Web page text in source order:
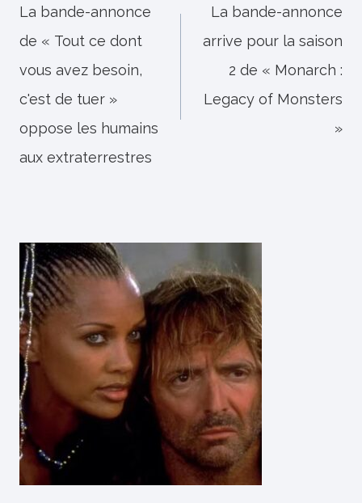
de
l’article
La bande-annonce
de « Tout ce dont
vous avez besoin,
c'est de tuer »
oppose les humains
aux extraterrestres
La bande-annonce
arrive pour la saison
2 de « Monarch :
Legacy of Monsters
»